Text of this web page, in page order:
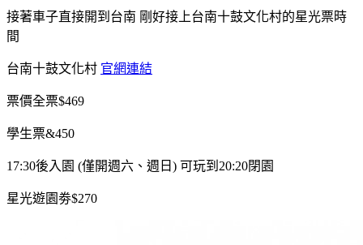
接著車子直接開到台南 剛好接上台南十鼓文化村的星光票時
間
台南十鼓文化村 官網連結
票價全票$469
學生票&450
17:30後入園 (僅開週六、週日) 可玩到20:20閉園
星光遊園劵$270